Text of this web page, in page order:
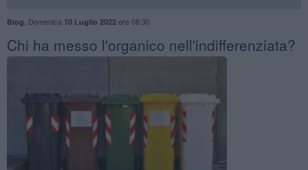
Blog Domenica 10 Luglio 2022ore 08:30
Chi ha messo l'organico nell'indifferenziata?